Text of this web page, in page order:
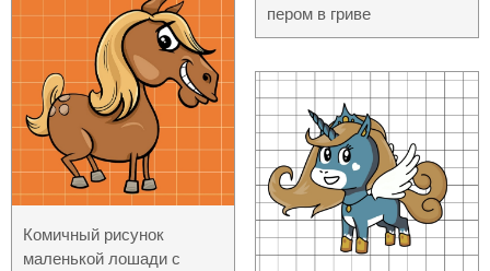
Комичный рисунок
маленькой лошади с
пером в гриве